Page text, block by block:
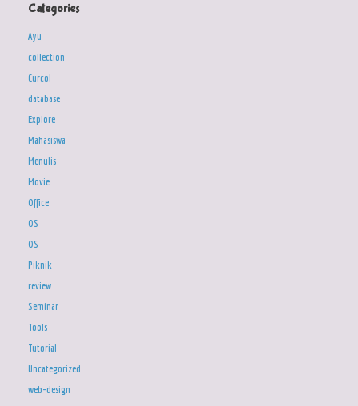
Categories
Ayu
collection
Curcol
database
Explore
Mahasiswa
Menulis
Movie
Office
OS
OS
Piknik
review
Seminar
Tools
Tutorial
Uncategorized
web-design